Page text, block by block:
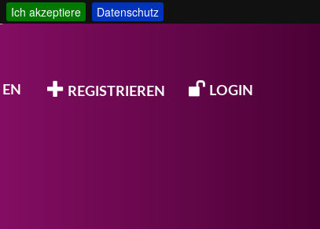
Ich akzeptiere Datenschutz
EN REGISTRIEREN LOGIN